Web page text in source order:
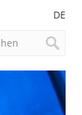
DE